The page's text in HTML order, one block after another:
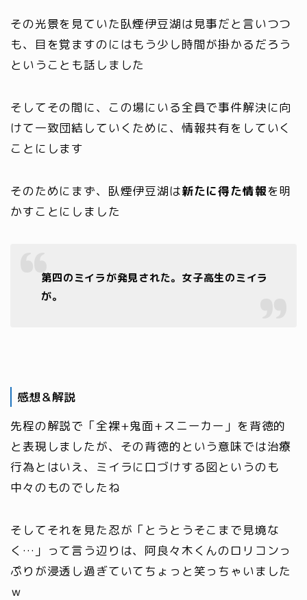
その光景を見ていた臥煙伊豆湖は見事だと言いつつ
も、目を覚ますのにはもう少し時間が掛かるだろう
ということも話しました
そしてその間に、この場にいる全員で事件解決に向
けて一致団結していくために、情報共有をしていく
ことにします
そのためにまず、臥煙伊豆湖は新たに得た情報を明
かすことにしました
第四のミイラが発見された。女子高生のミイラ
が。
感想＆解説
先程の解説で「全裸+鬼面+スニーカー」を背徳的
と表現しましたが、その背徳的という意味では治療
行為とはいえ、ミイラに口づけする図というのも
中々のものでしたね
そしてそれを見た忍が「とうとうそこまで見境な
く…」って言う辺りは、阿良々木くんのロリコンっ
ぷりが浸透し過ぎていてちょっと笑っちゃいました
ｗ